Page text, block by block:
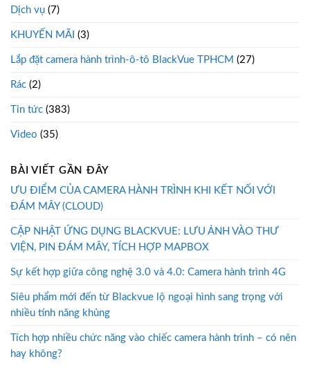
Dịch vụ (7)
KHUYẾN MÃI (3)
Lắp đặt camera hành trình-ô-tô BlackVue TPHCM (27)
Rác (2)
Tin tức (383)
Video (35)
BÀI VIẾT GẦN ĐÂY
ƯU ĐIỂM CỦA CAMERA HÀNH TRÌNH KHI KẾT NỐI VỚI
ĐÁM MÂY (CLOUD)
CẬP NHẬT ỨNG DỤNG BLACKVUE: LƯU ẢNH VÀO THƯ
VIỆN, PIN ĐÁM MÂY, TÍCH HỢP MAPBOX
Sự kết hợp giữa công nghệ 3.0 và 4.0: Camera hành trình 4G
Siêu phẩm mới đến từ Blackvue lộ ngoại hình sang trọng với
nhiều tính năng khủng
Tích hợp nhiều chức năng vào chiếc camera hành trình – có nên
hay không?